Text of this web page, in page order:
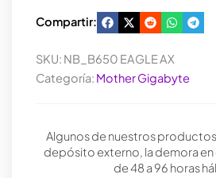
Compartir:
SKU: NB_B650 EAGLE AX
Categoría: Mother Gigabyte
Algunos de nuestros
depósito externo, la demora en
de 48 a 96 horas